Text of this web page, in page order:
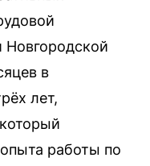
Новгородской
в
лет,
работы по